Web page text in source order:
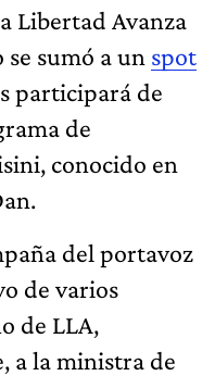
Libertad Avanza
sumó a un spot
participará de
de
conocido en
del portavoz
de varios
de LLA,
a la ministra de